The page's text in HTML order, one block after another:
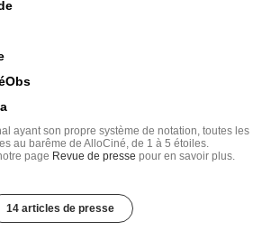
ayant son propre système de notation, toutes les
au barême de AlloCiné, de 1 à 5 étoiles.
page Revue de presse pour en savoir plus.
14 articles de presse